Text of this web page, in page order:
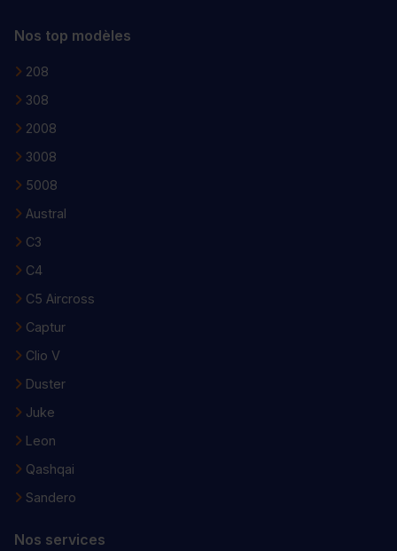
Nos top modèles
208
308
2008
3008
5008
Austral
C3
C4
C5 Aircross
Captur
Clio V
Duster
Juke
Leon
Qashqai
Sandero
Nos services